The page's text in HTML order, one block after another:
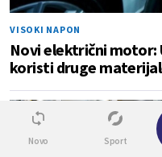
VISOKI NAPON
Novi električni
koristi druge
7
Novo Sport